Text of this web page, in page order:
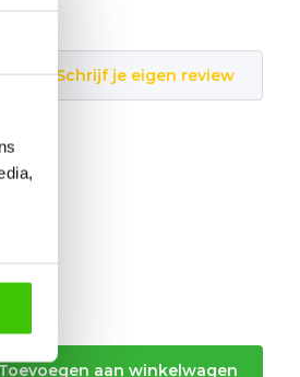
Schrijf je eigen review
Toevoegen aan winkelwagen